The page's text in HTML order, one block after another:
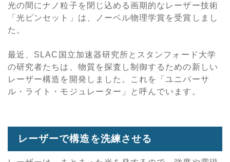
光の間にナノ粒子を閉じ込める画期的なレーザー技術
「光ピンセット」は、ノーベル物理学賞を受賞しまし
た。
最近、SLAC国立加速器研究所とスタンフォード大学
の研究者たちは、物質を探査し制御するための新しい
レーザー構造を開発しました。これを「ユニバーサ
ル・ライト・モジュレーター」と呼んでいます。
レーザーで構造を洗練させる